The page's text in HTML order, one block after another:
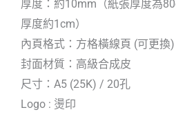
厚度：約10mm（紙張厚度為
厚度約1cm）
內頁格式：方格橫線頁 (可更換)
封面材質：高級合成皮
尺寸：A5 (25K) / 20孔
Logo : 燙印